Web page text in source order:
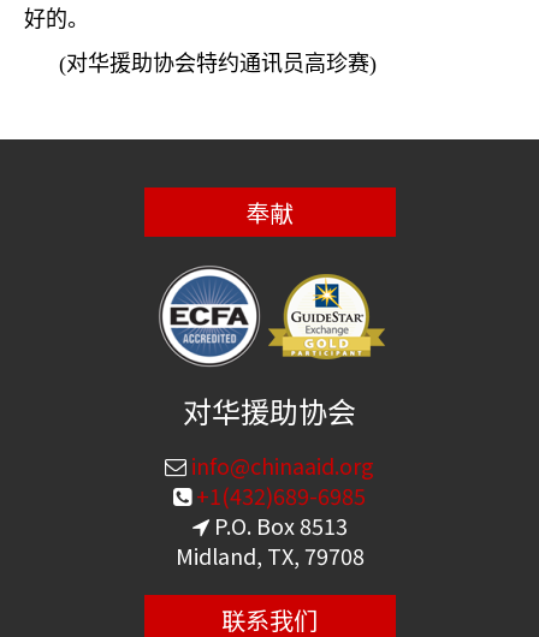
好的。
(对华援助协会特约通讯员高珍赛)
奉献
对华援助协会
info@chinaaid.org
+1(432)689-6985
P.O. Box 8513
Midland, TX, 79708
联系我们